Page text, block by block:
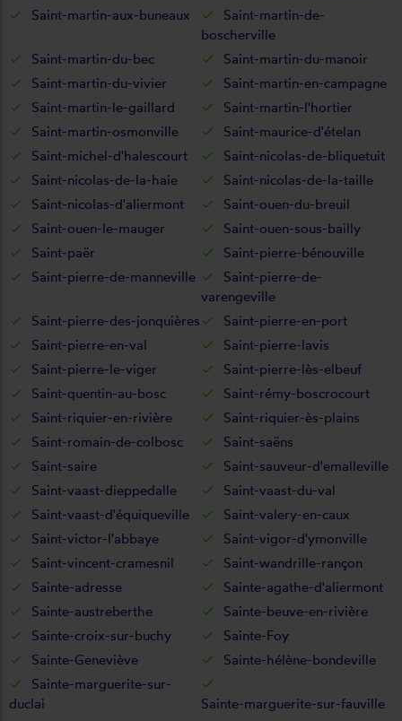
Saint-martin-aux-buneaux
Saint-martin-de-
boscherville
Saint-martin-du-bec
Saint-martin-du-manoir
Saint-martin-du-vivier
Saint-martin-en-campagne
Saint-martin-le-gaillard
Saint-martin-l'hortier
Saint-martin-osmonville
Saint-maurice-d'ételan
Saint-michel-d'halescourt
Saint-nicolas-de-bliquetuit
Saint-nicolas-de-la-haie
Saint-nicolas-de-la-taille
Saint-nicolas-d'aliermont
Saint-ouen-du-breuil
Saint-ouen-le-mauger
Saint-ouen-sous-bailly
Saint-paër
Saint-pierre-bénouville
Saint-pierre-de-manneville
Saint-pierre-de-
varengeville
Saint-pierre-des-jonquières
Saint-pierre-en-port
Saint-pierre-en-val
Saint-pierre-lavis
Saint-pierre-le-viger
Saint-pierre-lès-elbeuf
Saint-quentin-au-bosc
Saint-rémy-boscrocourt
Saint-riquier-en-rivière
Saint-riquier-ès-plains
Saint-romain-de-colbosc
Saint-saëns
Saint-saire
Saint-sauveur-d'emalleville
Saint-vaast-dieppedalle
Saint-vaast-du-val
Saint-vaast-d'équiqueville
Saint-valery-en-caux
Saint-victor-l'abbaye
Saint-vigor-d'ymonville
Saint-vincent-cramesnil
Saint-wandrille-rançon
Sainte-adresse
Sainte-agathe-d'aliermont
Sainte-austreberthe
Sainte-beuve-en-rivière
Sainte-croix-sur-buchy
Sainte-Foy
Sainte-Geneviève
Sainte-hélène-bondeville
Sainte-marguerite-sur-
duclai
Sainte-marguerite-sur-fauville